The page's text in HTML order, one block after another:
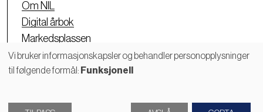
Om NIL
Digital årbok
Markedsplassen
Personvernerklæring
Bruk
av
Vi bruker informasjonskapsler og behandler personopplysninger
til følgende formål: Funksjonell